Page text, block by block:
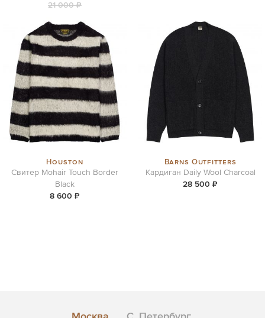
21 000 ₽
Houston
Свитер Mohair Touch Border
Black
8 600 ₽
Barns Outfitters
Кардиган Daily Wool Charcoal
28 500 ₽